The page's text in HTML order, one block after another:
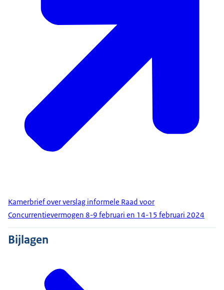
Kamerbrief over verslag informele Raad voor
Concurrentievermogen 8-9 februari en 14-15 februari 2024
Bijlagen